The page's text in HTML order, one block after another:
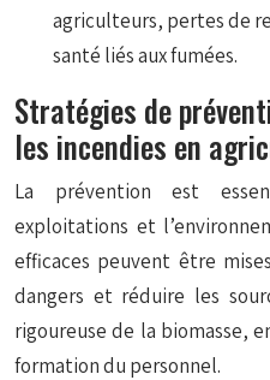
agriculteurs, pertes de
santé liés aux fumées.
Stratégies de
les incendies en
La prévention est
exploitations et
efficaces peuvent être
dangers et réduire les
rigoureuse de la biomasse,
formation du personnel.